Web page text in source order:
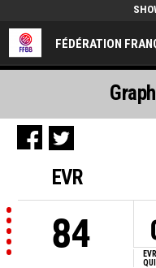
FÉDÉRATION
EVR
84 EVR
QUI